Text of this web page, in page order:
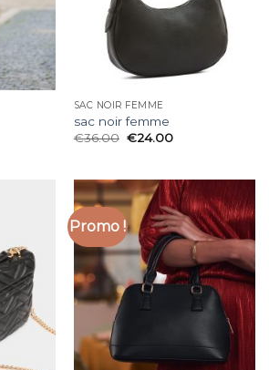
SAC NOIR FEMME
sac noir femme
€36.00 €24.00
Promo !